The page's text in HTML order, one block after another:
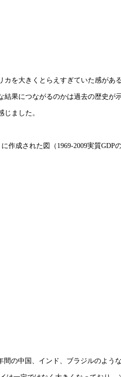
を大きくとらえすぎていた感があ
果につながるのかは過去の歴史が
ました。
作成された図（1969-2009実質GDP
間の中国、インド、ブラジルのよう